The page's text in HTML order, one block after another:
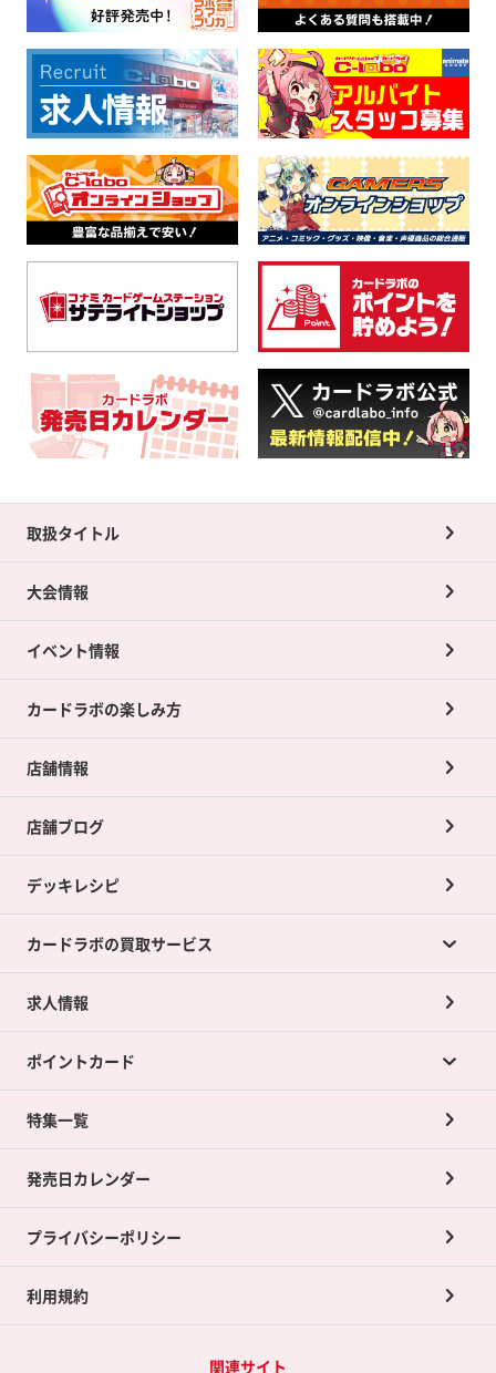
取扱タイトル
大会情報
イベント情報
カードラボの楽しみ方
店舗情報
店舗ブログ
デッキレシピ
カードラボの買取サービス
カードラボの買取サービスTOP
店舗買取について
ネット買取について
買取承諾書について
求人情報
ポイントカード
ポイントカードTOP
ポイント交換景品
特集一覧
発売日カレンダー
プライバシーポリシー
利用規約
関連サイト